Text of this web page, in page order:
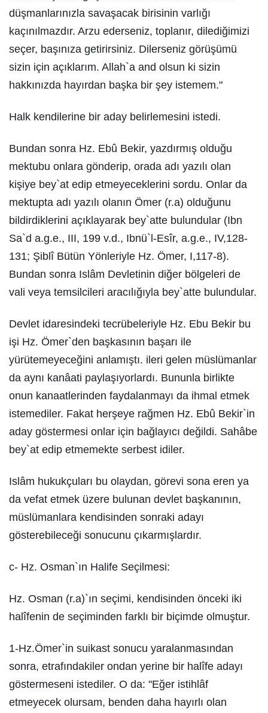
düşmanlarınızla savaşacak birisinin varlığı
kaçınılmazdır. Arzu ederseniz, toplanır, dilediğimizi
seçer, başınıza getirirsiniz. Dilerseniz görüşümü
sizin için açıklarım. Allah`a and olsun ki sizin
hakkınızda hayırdan başka bir şey istemem."
Halk kendilerine bir aday belirlemesini istedi.
Bundan sonra Hz. Ebû Bekir, yazdırmış olduğu
mektubu onlara gönderip, orada adı yazılı olan
kişiye bey`at edip etmeyeceklerini sordu. Onlar da
mektupta adı yazılı olanın Ömer (r.a) olduğunu
bildirdiklerini açıklayarak bey`atte bulundular (Ibn
Sa`d a.g.e., III, 199 v.d., Ibnü`l-Esîr, a.g.e., IV,128-
131; Şiblî Bütün Yönleriyle Hz. Ömer, I,117-8).
Bundan sonra Islâm Devletinin diğer bölgeleri de
vali veya temsilcileri aracılığıyla bey`atte bulundular.
Devlet idaresindeki tecrübeleriyle Hz. Ebu Bekir bu
işi Hz. Ömer`den başkasının başarı ile
yürütemeyeceğini anlamıştı. ileri gelen müslümanlar
da aynı kanâati paylaşıyorlardı. Bununla birlikte
onun kanaatlerinden faydalanmayı da ihmal etmek
istemediler. Fakat herşeye rağmen Hz. Ebû Bekir`in
aday göstermesi onlar için bağlayıcı değildi. Sahâbe
bey`at edip etmemekte serbest idiler.
Islâm hukukçuları bu olaydan, görevi sona eren ya
da vefat etmek üzere bulunan devlet başkanının,
müslümanlara kendisinden sonraki adayı
gösterebileceği sonucunu çıkarmışlardır.
c- Hz. Osman`ın Halife Seçilmesi:
Hz. Osman (r.a)`ın seçimi, kendisinden önceki iki
halîfenin de seçiminden farklı bir biçimde olmuştur.
1-Hz.Ömer`in suikast sonucu yaralanmasından
sonra, etrafındakiler ondan yerine bir halîfe adayı
göstermeseni istediler. O da: "Eğer istihlâf
etmeyecek olursam, benden daha hayırlı olan